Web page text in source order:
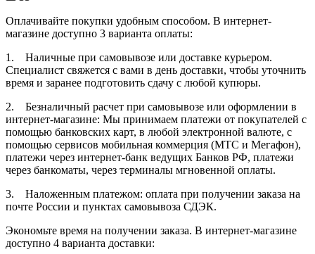
Оплачивайте покупки удобным способом. В интернет-
магазине доступно 3 варианта оплаты:
1. Наличные при самовывозе или доставке курьером.
Специалист свяжется с вами в день доставки, чтобы уточнить
время и заранее подготовить сдачу с любой купюры.
2. Безналичный расчет при самовывозе или оформлении в
интернет-магазине: Мы принимаем платежи от покупателей с
помощью банковских карт, в любой электронной валюте, с
помощью сервисов мобильная коммерция (МТС и Мегафон),
платежи через интернет-банк ведущих Банков РФ, платежи
через банкоматы, через терминалы мгновенной оплаты.
3. Наложенным платежом: оплата при получении заказа на
почте России и пунктах самовывоза СДЭК.
Экономьте время на получении заказа. В интернет-магазине
доступно 4 варианта доставки: